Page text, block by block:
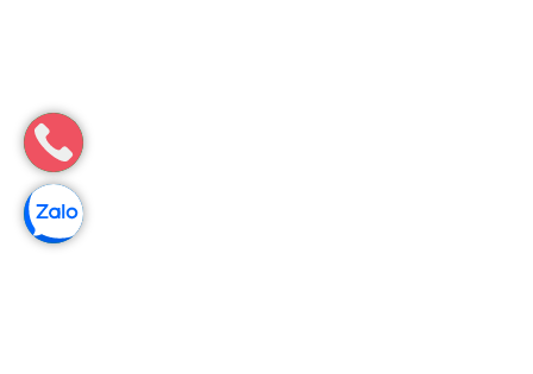
Châu nhanh gọn, phù hợp nhiều công trình.